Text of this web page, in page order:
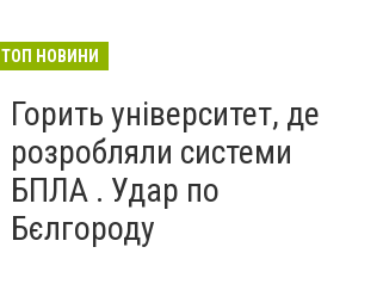
ТОП НОВИНИ
Горить університет, де
розробляли системи
БПЛА . Удар по
Бєлгороду